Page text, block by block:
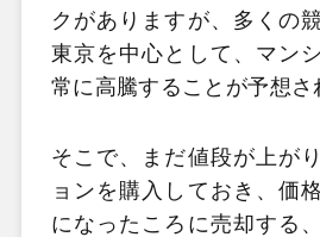
クがありますが、多くの
東京を中心として、マン
常に高騰することが予想さ
そこで、まだ値段が上が
ョンを購入しておき、価
になったころに売却する